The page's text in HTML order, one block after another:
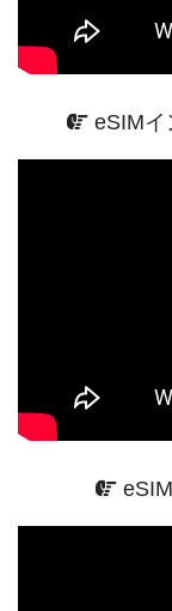
eSIMイ